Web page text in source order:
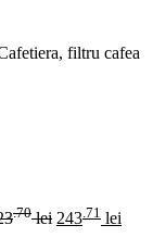
filtru cafea
.70 lei 243 .71 lei